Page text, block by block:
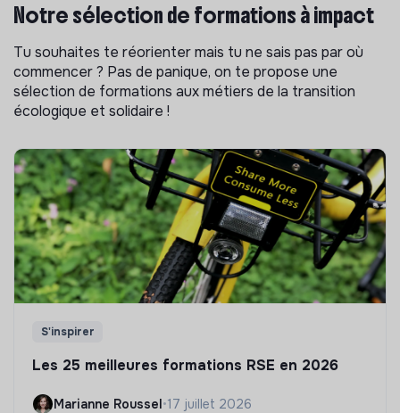
Notre sélection de formations à impact
Tu souhaites te réorienter mais tu ne sais pas par où
commencer ? Pas de panique, on te propose une
sélection de formations aux métiers de la transition
écologique et solidaire !
S'inspirer
Les 25 meilleures formations RSE en 2026
Marianne Roussel•17 juillet 2026